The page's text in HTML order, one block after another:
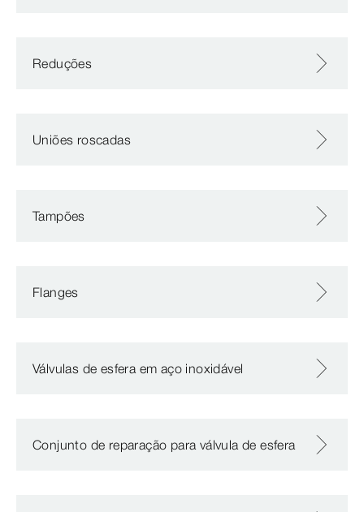
Reduções
Uniões roscadas
Tampões
Flanges
Válvulas de esfera em aço inoxidável
Conjunto de reparação para válvula de esfera